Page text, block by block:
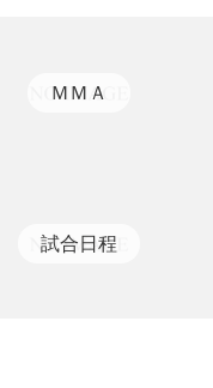
ＭＭＡ
試合日程